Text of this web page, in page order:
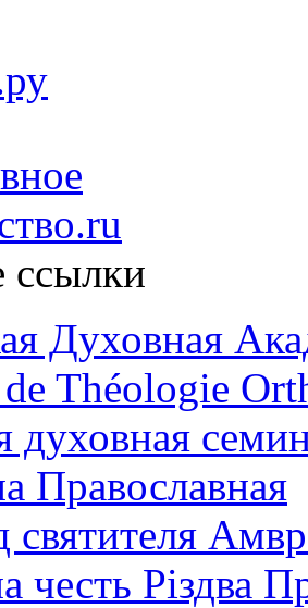
ссылки
Духовная
Théologie
духовная
Православная
святителя
честь Різдва